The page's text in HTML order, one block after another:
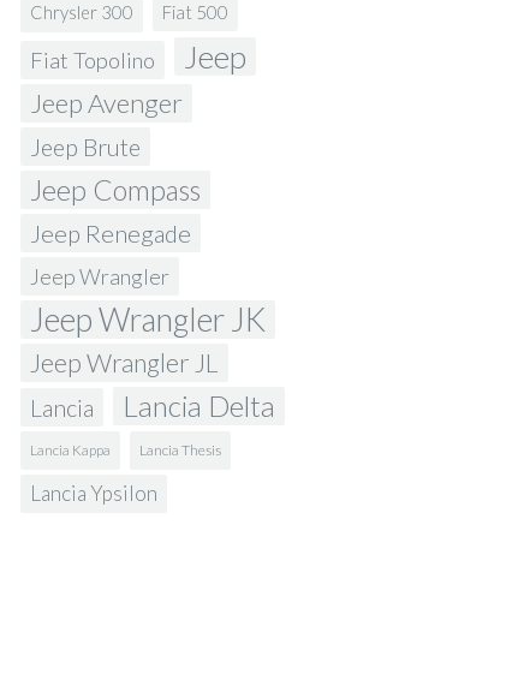
Chrysler 300 Fiat 500
Fiat Topolino Jeep
Jeep Avenger
Jeep Brute
Jeep Compass
Jeep Renegade
Jeep Wrangler
Jeep Wrangler JK
Jeep Wrangler JL
Lancia Lancia Delta
Lancia Kappa Lancia Thesis
Lancia Ypsilon